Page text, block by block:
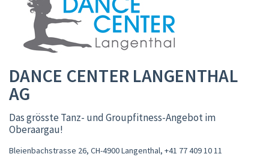
DANCE CENTER LANGENTHAL
AG
Das grösste Tanz- und Groupfitness-Angebot im
Oberaargau!
Bleienbachstrasse 26, CH-4900 Langenthal, +41 77 409 10 11